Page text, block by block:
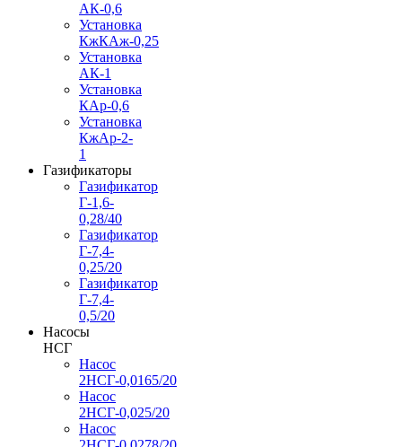
АК-0,6
Установка
КжКАж-0,25
Установка
АК-1
Установка
КАр-0,6
Установка
КжАр-2-
1
Газификаторы
Газификатор
Г-1,6-
0,28/40
Газификатор
Г-7,4-
0,25/20
Газификатор
Г-7,4-
0,5/20
Насосы
НСГ
Насос
2НСГ-0,0165/20
Насос
2НСГ-0,025/20
Насос